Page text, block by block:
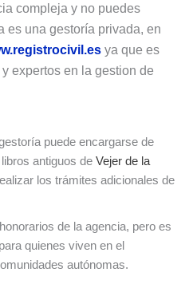
compleja y no puedes
es una gestoría privada, en
ya que es
expertos en la gestion de
puede encargarse de
antiguos de Vejer de la
los trámites adicionales de
de la agencia, pero es
quienes viven en el
autónomas.